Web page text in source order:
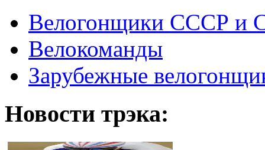
Велогонщики СССР и
Велокоманды
Зарубежные
Новости трэка: